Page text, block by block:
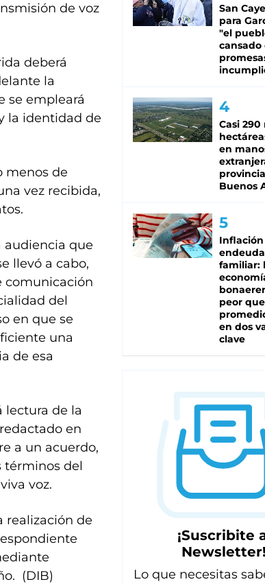
de voz
deberá
la
se empleará
la identidad de
menos de
vez recibida,
audiencia que
llevó a cabo,
comunicación
del
en que se
una
de esa
lectura de la
en
a un acuerdo,
términos del
voz.
realización de
(DIB)
San
para
"el
cansado
Casi 290
en
Buenos
Inflación
familiar:
peor
en dos
clave
¡Suscribite
Lo que necesitas